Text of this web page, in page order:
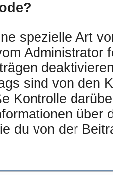
spezielle Art
Administrator
sind von den
Kontrolle
über
du von der